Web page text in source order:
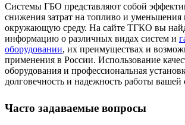
Системы ГБО представляют собой
снижения затрат на топливо и уменьшения
окружающую среду. На сайте ТГКО вы
информацию о различных видах систем и
оборудовании, их преимуществах и
применения в России. Использование
оборудования и профессиональная
долговечность и надежность работы
Часто задаваемые вопросы